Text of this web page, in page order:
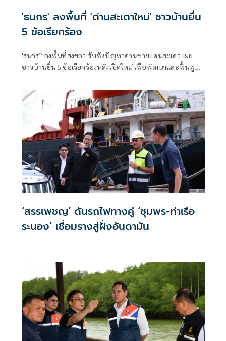
'ธนกร' ลงพื้นที่ 'ด่านสะเดาใหม่' ชาวบ้านยื่น
5 ข้อเรียกร้อง
'ธนกร” ลงพื้นที่สงขลา รับฟังปัญหาด่านชายแดนสะเดา เผย
ชาวบ้านยื่น 5 ข้อเรียกร้องหลังเปิดใหม่ เพื่อพัฒนาและฟื้นฟู
‘สรรเพชญ’ ดันรถไฟทางคู่ ‘ชุมพร-ท่าเรือ
ระนอง’ เชื่อมรางสู่ฝั่งอันดามัน